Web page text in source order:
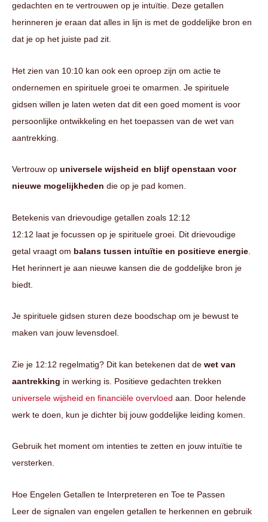
gedachten en te vertrouwen op je intuïtie. Deze getallen
herinneren je eraan dat alles in lijn is met de goddelijke bron en
dat je op het juiste pad zit.
Het zien van 10:10 kan ook een oproep zijn om actie te
ondernemen en spirituele groei te omarmen. Je spirituele
gidsen willen je laten weten dat dit een goed moment is voor
persoonlijke ontwikkeling en het toepassen van de wet van
aantrekking.
Vertrouw op universele wijsheid en blijf openstaan voor
nieuwe mogelijkheden die op je pad komen.
Betekenis van drievoudige getallen zoals 12:12
12:12 laat je focussen op je spirituele groei. Dit drievoudige
getal vraagt om balans tussen intuïtie en positieve energie
Het herinnert je aan nieuwe kansen die de goddelijke bron je
biedt.
Je spirituele gidsen sturen deze boodschap om je bewust te
maken van jouw levensdoel.
Zie je 12:12 regelmatig? Dit kan betekenen dat de wet van
aantrekking in werking is. Positieve gedachten trekken
universele wijsheid en financiële overvloed aan. Door helende
werk te doen, kun je dichter bij jouw goddelijke leiding komen.
Gebruik het moment om intenties te zetten en jouw intuïtie te
versterken.
Hoe Engelen Getallen te Interpreteren en Toe te Passen
Leer de signalen van engelen getallen te herkennen en gebruik